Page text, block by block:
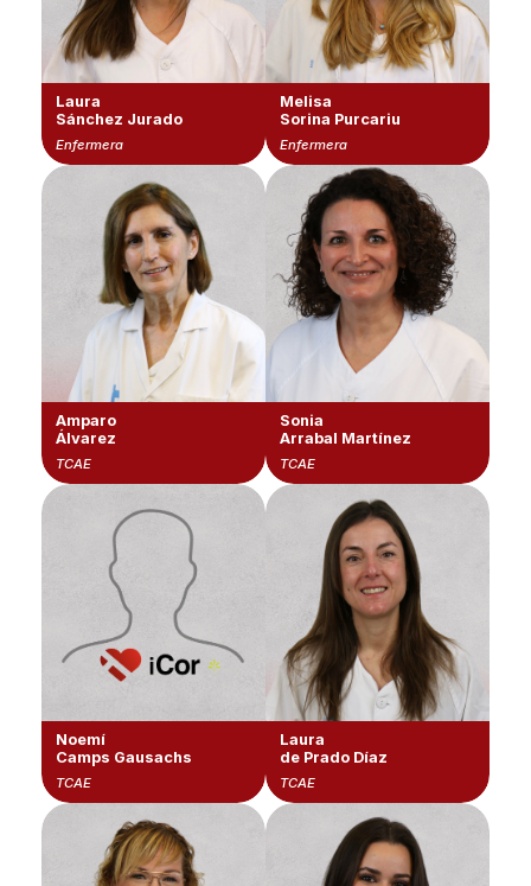
Laura
Sánchez Jurado
Enfermera
Melisa
Sorina Purcariu
Enfermera
Amparo
Álvarez
TCAE
Sonia
Arrabal Martínez
TCAE
Noemí
Camps Gausachs
TCAE
Laura
de Prado Díaz
TCAE